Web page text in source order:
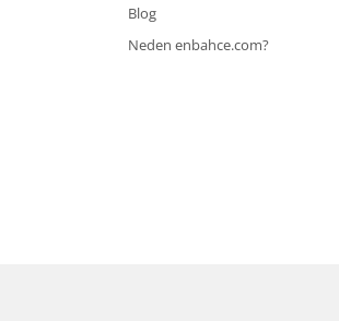
Blog
Neden enbahce.com?